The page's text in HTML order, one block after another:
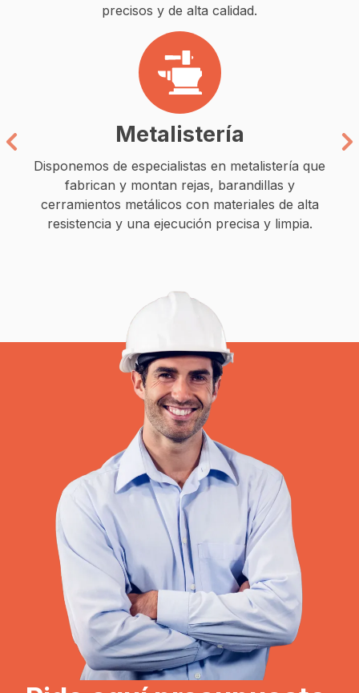
precisos y de alta calidad.
en metalistería que
rejas, barandillas y
con materiales de alta
precisa y limpia.
Contamos con fontaneros
redes de agua y desagüe,
puntos de consumo,
eficiente y sin fugas en